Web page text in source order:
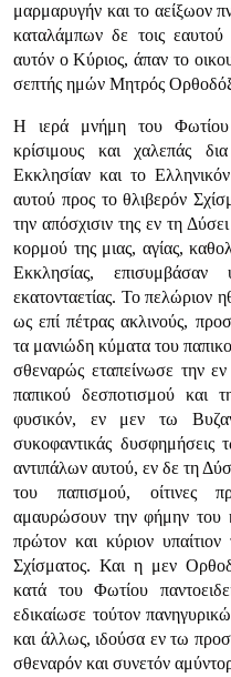
μαρμαρυγήν και το αείξωον
καταλάμπων δε τοις εαυτού
αυτόν ο Κύριος, άπαν το
σεπτής ημών Μητρός
Η ιερά μνήμη του Φωτίου
κρίσιμους και χαλεπάς
Εκκλησίαν και το
αυτού προς το θλιβερόν
την απόσχισιν της εν τη
κορμού της μιας, αγίας,
Εκκλησίας,
εκατονταετίας. Το πελώριον
ως επί πέτρας ακλινούς,
τα μανιώδη κύματα του
σθεναρώς εταπείνωσε την
παπικού δεσποτισμού και
φυσικόν, εν μεν τω
συκοφαντικάς δυσφημήσεις
αντιπάλων αυτού, εν δε τη
του παπισμού, οίτινες
αμαυρώσουν την φήμην του
πρώτον και κύριον υπαίτιον
Σχίσματος. Και η μεν
κατά του Φωτίου
εδικαίωσε τούτον
και άλλως, ιδούσα εν τω
σθεναρόν και συνετόν